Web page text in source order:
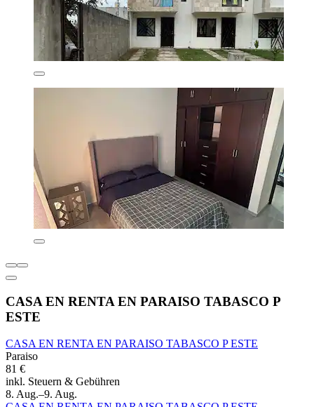
CASA EN RENTA EN PARAISO TABASCO P
ESTE
CASA EN RENTA EN PARAISO TABASCO P ESTE
Paraiso
81 €
inkl. Steuern & Gebühren
8. Aug.–9. Aug.